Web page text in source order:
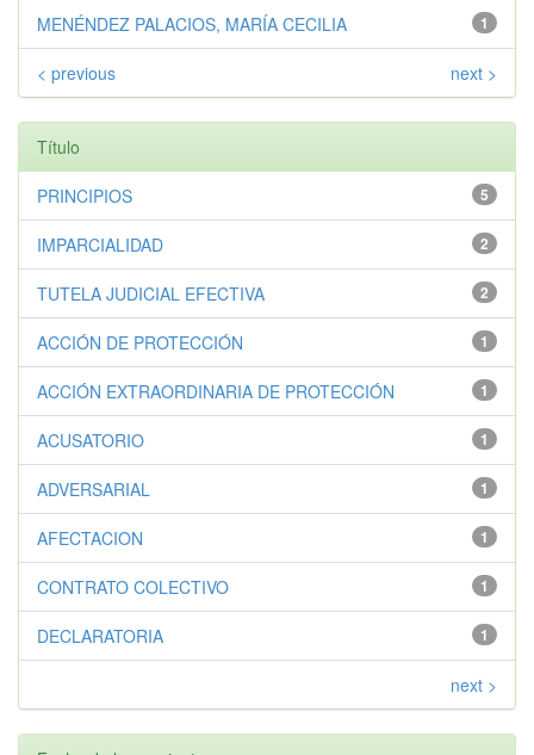
1
MENÉNDEZ PALACIOS, MARÍA CECILIA
< previous next >
Título
5
PRINCIPIOS
2
IMPARCIALIDAD
2
TUTELA JUDICIAL EFECTIVA
1
ACCIÓN DE PROTECCIÓN
1
ACCIÓN EXTRAORDINARIA DE PROTECCIÓN
1
ACUSATORIO
1
ADVERSARIAL
1
AFECTACION
1
CONTRATO COLECTIVO
1
DECLARATORIA
next >